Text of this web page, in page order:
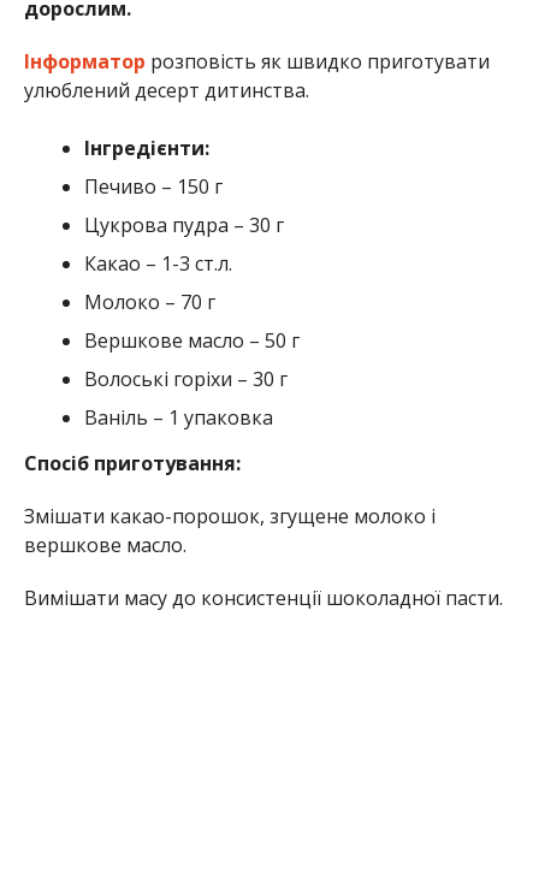
дорослим.
Інформатор розповість як швидко приготувати
улюблений десерт дитинства.
Інгредієнти:
Печиво – 150 г
Цукрова пудра – 30 г
Какао – 1-3 ст.л.
Молоко – 70 г
Вершкове масло – 50 г
Волоські горіхи – 30 г
Ваніль – 1 упаковка
Спосіб приготування:
Змішати какао-порошок, згущене молоко і
вершкове масло.
Вимішати масу до консистенції шоколадної пасти.